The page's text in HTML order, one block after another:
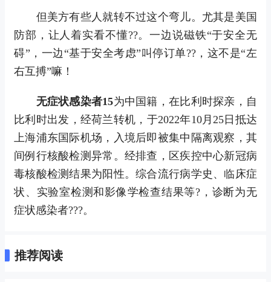
但美方有些人就转不过这个弯儿。尤其是美国
防部，让人着实看不懂??。一边说磁铁“于安全无
碍”，一边“基于安全考虑”叫停订单??，这不是“左
右互搏”嘛！
无症状感染者15为中国籍，在比利时探亲，自
比利时出发，经荷兰转机，于2022年10月25日抵达
上海浦东国际机场，入境后即被集中隔离观察，其
间例行核酸检测异常。经排查，区疾控中心新冠病
毒核酸检测结果为阳性。综合流行病学史、临床症
状、实验室检测和影像学检查结果等?，诊断为无
症状感染者???。
推荐阅读